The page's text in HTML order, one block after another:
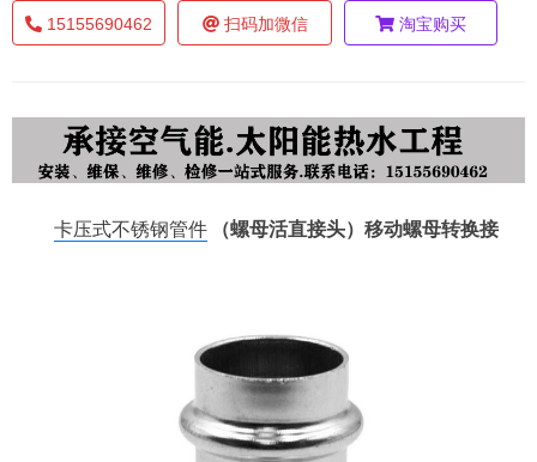
15155690462 扫码加微信 淘宝购买
卡压式不锈钢管件 （螺母活直接头）移动螺母转换接